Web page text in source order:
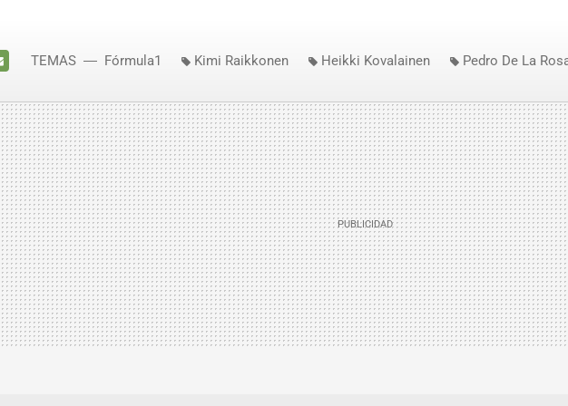
TEMAS Fórmula1 Kimi Raikkonen Heikki Kovalainen Pedro De La